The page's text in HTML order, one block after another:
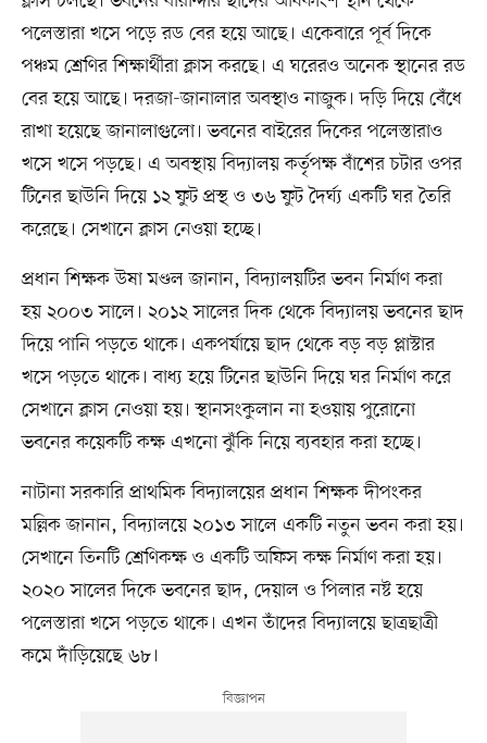
পলেস্তারা খসে পড়ে রড বের হয়ে আছে। একেবারে পূর্ব দিকে
পঞ্চম শ্রেণির শিক্ষার্থীরা ক্লাস করছে। এ ঘরেরও অনেক স্থানের রড
বের হয়ে আছে। দরজা-জানালার অবস্থাও নাজুক। দড়ি দিয়ে বেঁধে
রাখা হয়েছে জানালাগুলো। ভবনের বাইরের দিকের পলেস্তারাও
খসে খসে পড়ছে। এ অবস্থায় বিদ্যালয় কর্তৃপক্ষ বাঁশের চটার ওপর
টিনের ছাউনি দিয়ে ১২ ফুট প্রস্থ ও ৩৬ ফুট দৈর্ঘ্য একটি ঘর তৈরি
করেছে। সেখানে ক্লাস নেওয়া হচ্ছে।
প্রধান শিক্ষক উষা মণ্ডল জানান, বিদ্যালয়টির ভবন নির্মাণ করা
হয় ২০০৩ সালে। ২০১২ সালের দিক থেকে বিদ্যালয় ভবনের ছাদ
দিয়ে পানি পড়তে থাকে। একপর্যায়ে ছাদ থেকে বড় বড় প্লাস্টার
খসে পড়তে থাকে। বাধ্য হয়ে টিনের ছাউনি দিয়ে ঘর নির্মাণ করে
সেখানে ক্লাস নেওয়া হয়। স্থানসংকুলান না হওয়ায় পুরোনো
ভবনের কয়েকটি কক্ষ এখনো ঝুঁকি নিয়ে ব্যবহার করা হচ্ছে।
নাটানা সরকারি প্রাথমিক বিদ্যালয়ের প্রধান শিক্ষক দীপংকর
মল্লিক জানান, বিদ্যালয়ে ২০১৩ সালে একটি নতুন ভবন করা হয়।
সেখানে তিনটি শ্রেণিকক্ষ ও একটি অফিস কক্ষ নির্মাণ করা হয়।
২০২০ সালের দিকে ভবনের ছাদ, দেয়াল ও পিলার নষ্ট হয়ে
পলেস্তারা খসে পড়তে থাকে। এখন তাঁদের বিদ্যালয়ে ছাত্রছাত্রী
কমে দাঁড়িয়েছে ৬৮।